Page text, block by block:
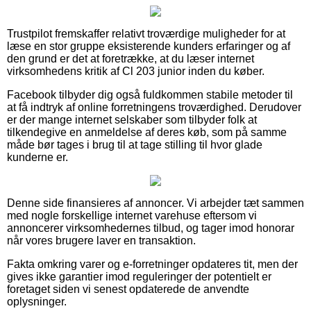
Trustpilot fremskaffer relativt troværdige muligheder for at
læse en stor gruppe eksisterende kunders erfaringer og af
den grund er det at foretrække, at du læser internet
virksomhedens kritik af Cl 203 junior inden du køber.
Facebook tilbyder dig også fuldkommen stabile metoder til
at få indtryk af online forretningens troværdighed. Derudover
er der mange internet selskaber som tilbyder folk at
tilkendegive en anmeldelse af deres køb, som på samme
måde bør tages i brug til at tage stilling til hvor glade
kunderne er.
Denne side finansieres af annoncer. Vi arbejder tæt sammen
med nogle forskellige internet varehuse eftersom vi
annoncerer virksomhedernes tilbud, og tager imod honorar
når vores brugere laver en transaktion.
Fakta omkring varer og e-forretninger opdateres tit, men der
gives ikke garantier imod reguleringer der potentielt er
foretaget siden vi senest opdaterede de anvendte
oplysninger.